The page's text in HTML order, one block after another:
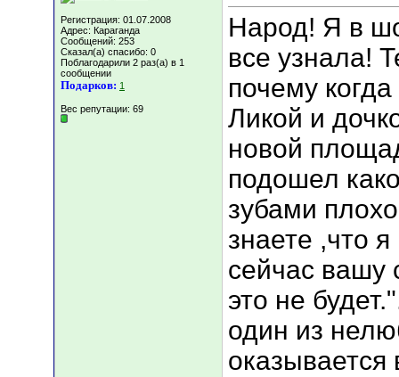
Регистрация: 01.07.2008
Адрес: Караганда
Сообщений: 253
Сказал(а) спасибо: 0
Поблагодарили 2 раз(а) в 1
сообщении
Подарков: 1
Вес репутации: 69
Народ! Я в
все узнала!
почему
Ликой и
новой
подошел
зубами
знаете ,что
сейчас вашу
это не
один из
оказывается